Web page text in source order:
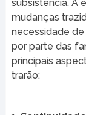
subsistência. A
mudanças
necessidade
por parte das
principais
trarão: